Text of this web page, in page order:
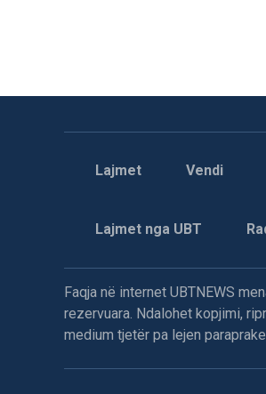
Lajmet Vendi
Lajmet nga UBT
Faqja në internet UBTNEWS
rezervuara. Ndalohet kopjimi,
medium tjetër pa lejen